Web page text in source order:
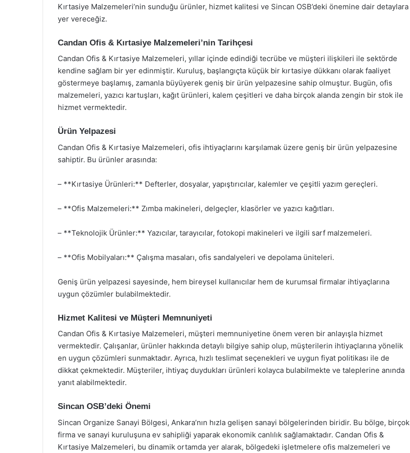
Kırtasiye Malzemeleri’nin sunduğu ürünler, hizmet kalitesi ve Sincan OSB’deki önemine dair detaylara
yer vereceğiz.
Candan Ofis & Kırtasiye Malzemeleri’nin Tarihçesi
Candan Ofis & Kırtasiye Malzemeleri, yıllar içinde edindiği tecrübe ve müşteri ilişkileri ile sektörde
kendine sağlam bir yer edinmiştir. Kuruluş, başlangıçta küçük bir kırtasiye dükkanı olarak faaliyet
göstermeye başlamış, zamanla büyüyerek geniş bir ürün yelpazesine sahip olmuştur. Bugün, ofis
malzemeleri, yazıcı kartuşları, kağıt ürünleri, kalem çeşitleri ve daha birçok alanda zengin bir stok ile
hizmet vermektedir.
Ürün Yelpazesi
Candan Ofis & Kırtasiye Malzemeleri, ofis ihtiyaçlarını karşılamak üzere geniş bir ürün yelpazesine
sahiptir. Bu ürünler arasında:
– **Kırtasiye Ürünleri:** Defterler, dosyalar, yapıştırıcılar, kalemler ve çeşitli yazım gereçleri.
– **Ofis Malzemeleri:** Zımba makineleri, delgeçler, klasörler ve yazıcı kağıtları.
– **Teknolojik Ürünler:** Yazıcılar, tarayıcılar, fotokopi makineleri ve ilgili sarf malzemeleri.
– **Ofis Mobilyaları:** Çalışma masaları, ofis sandalyeleri ve depolama üniteleri.
Geniş ürün yelpazesi sayesinde, hem bireysel kullanıcılar hem de kurumsal firmalar ihtiyaçlarına
uygun çözümler bulabilmektedir.
Hizmet Kalitesi ve Müşteri Memnuniyeti
Candan Ofis & Kırtasiye Malzemeleri, müşteri memnuniyetine önem veren bir anlayışla hizmet
vermektedir. Çalışanlar, ürünler hakkında detaylı bilgiye sahip olup, müşterilerin ihtiyaçlarına yönelik
en uygun çözümleri sunmaktadır. Ayrıca, hızlı teslimat seçenekleri ve uygun fiyat politikası ile de
dikkat çekmektedir. Müşteriler, ihtiyaç duydukları ürünleri kolayca bulabilmekte ve taleplerine anında
yanıt alabilmektedir.
Sincan OSB’deki Önemi
Sincan Organize Sanayi Bölgesi, Ankara’nın hızla gelişen sanayi bölgelerinden biridir. Bu bölge, birçok
firma ve sanayi kuruluşuna ev sahipliği yaparak ekonomik canlılık sağlamaktadır. Candan Ofis &
Kırtasiye Malzemeleri, bu dinamik ortamda yer alarak, bölgedeki işletmelere ofis malzemeleri ve